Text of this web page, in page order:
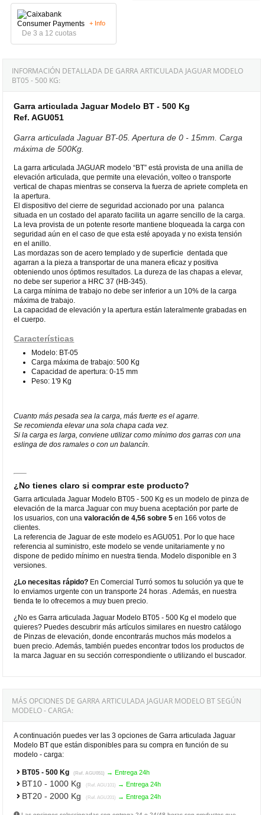
De 3 a 12 cuotas
+ Info
INFORMACIÓN DETALLADA DE GARRA ARTICULADA JAGUAR MODELO
BT05 - 500 KG:
Garra articulada Jaguar Modelo BT - 500 Kg
Ref. AGU051
Garra articulada Jaguar BT-05. Apertura de 0 - 15mm. Carga
máxima de 500Kg.
La garra articulada JAGUAR modelo “BT” está provista de una anilla de
elevación articulada, que permite una elevación, volteo o transporte
vertical de chapas mientras se conserva la fuerza de apriete completa en
la apertura.
El dispositivo del cierre de seguridad accionado por una palanca
situada en un costado del aparato facilita un agarre sencillo de la carga.
La leva provista de un potente resorte mantiene bloqueada la carga con
seguridad aún en el caso de que esta esté apoyada y no exista tensión
en el anillo.
Las mordazas son de acero templado y de superficie dentada que
agarran a la pieza a transportar de una manera eficaz y positiva
obteniendo unos óptimos resultados. La dureza de las chapas a elevar,
no debe ser superior a HRC 37 (HB-345).
La carga mínima de trabajo no debe ser inferior a un 10% de la carga
máxima de trabajo.
La capacidad de elevación y la apertura están lateralmente grabadas en
el cuerpo.
Características
Modelo: BT-05
Carga máxima de trabajo: 500 Kg
Capacidad de apertura: 0-15 mm
Peso: 1'9 Kg
Cuanto más pesada sea la carga, más fuerte es el agarre.
Se recomienda elevar una sola chapa cada vez.
Si la carga es larga, conviene utilizar como mínimo dos garras con una
eslinga de dos ramales o con un balancín.
¿No tienes claro si comprar este producto?
Garra articulada Jaguar Modelo BT05 - 500 Kg es un modelo de pinza de
elevación de la marca Jaguar con muy buena aceptación por parte de
los usuarios, con unavaloración de 4,56 sobre 5 en 166 votos de
clientes.
La referencia de Jaguar de este modelo es AGU051. Por lo que hace
referencia al suministro, este modelo se vende unitariamente y no
dispone de pedido mínimo en nuestra tienda. Modelo disponible en 3
versiones.
¿Lo necesitas rápido? En Comercial Turró somos tu solución ya que te
lo enviamos urgente con un transporte 24 horas . Además, en nuestra
tienda te lo ofrecemos a muy buen precio.
¿No es Garra articulada Jaguar Modelo BT05 - 500 Kg el modelo que
quieres? Puedes descubrir más artículos similares en nuestro catálogo
de Pinzas de elevación, donde encontrarás muchos más modelos a
buen precio. Además, también puedes encontrar todos los productos de
la marca Jaguar en su sección correspondiente o utilizando el buscador.
MÁS OPCIONES DE GARRA ARTICULADA JAGUAR MODELO BT SEGÚN
MODELO - CARGA:
A continuación puedes ver las 3 opciones de Garra articulada Jaguar
Modelo BT que están disponibles para su compra en función de su
modelo - carga:
BT05 - 500 Kg (Ref. AGU051) → Entrega 24h
BT10 - 1000 Kg (Ref. AGU101) → Entrega 24h
BT20 - 2000 Kg (Ref. AGU201) → Entrega 24h